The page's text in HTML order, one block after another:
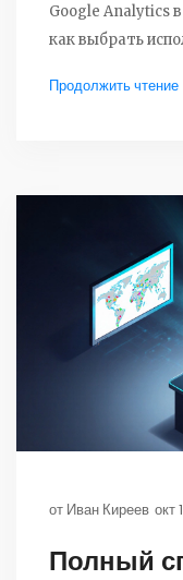
Google Analytics
как выбрать
Продолжить чтение
от Иван Киреев окт
Полный